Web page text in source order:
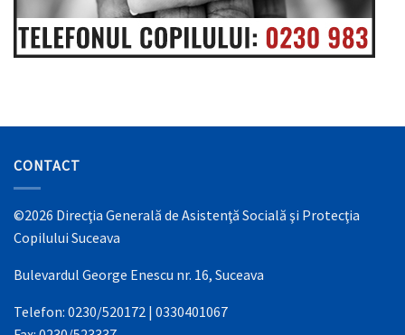
CONTACT
©2026 Direcţia Generală de Asistenţă Socială şi Protecţia
Copilului Suceava
Bulevardul George Enescu nr. 16, Suceava
Telefon: 0230/520172 | 0330401067